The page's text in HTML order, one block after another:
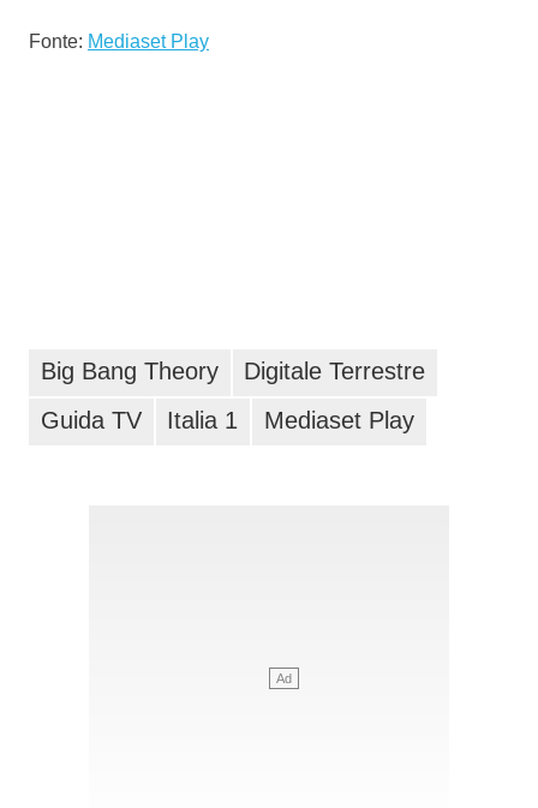
Fonte: Mediaset Play
Big Bang Theory
Digitale Terrestre
Guida TV
Italia 1 Mediaset Play